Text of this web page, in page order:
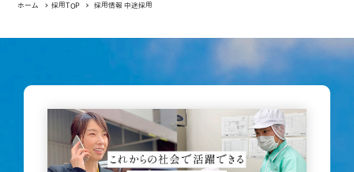
ホーム 採用TOP 採用情報 中途採用